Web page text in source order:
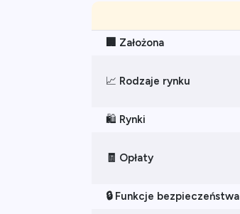
🏢 Założona
📈 Rodzaje rynku
🛍️ Rynki
🧾 Opłaty
🔒 Funkcje bezpieczeństwa